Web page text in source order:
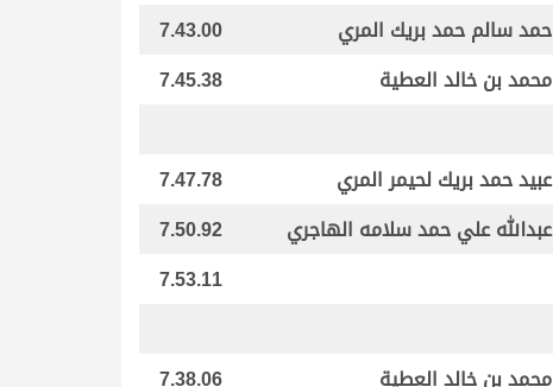
حمد سالم حمد بريك المري
7.43.00
محمد بن خالد العطية 7.45.38
عبيد حمد بريك لحيمر المري
7.47.78
عبدالله علي حمد سلامه الهاجري
7.50.92
7.53.11
محمد بن خالد العطية
7.38.06